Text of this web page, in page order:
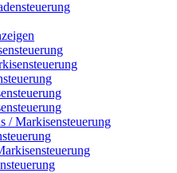
/ Markisensteuerung